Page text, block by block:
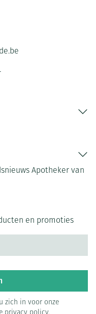
Apotheker van
en promoties
zich in voor onze